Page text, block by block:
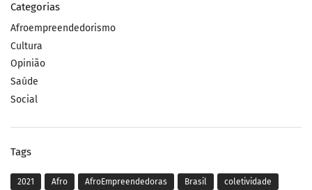
Categorias
Afroempreendedorismo
Cultura
Opinião
Saúde
Social
Tags
2021 Afro AfroEmpreendedoras Brasil coletividade